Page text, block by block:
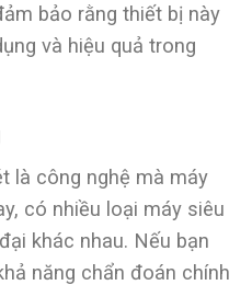
bảo rằng thiết bị này
và hiệu quả trong
là công nghệ mà máy
có nhiều loại máy siêu
khác nhau. Nếu bạn
năng chẩn đoán chính